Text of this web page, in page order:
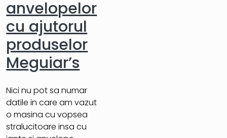
anvelopelor
cu ajutorul
produselor
Meguiar’s
Nici nu pot sa numar
datile in care am vazut
o masina cu vopsea
stralucitoare insa cu